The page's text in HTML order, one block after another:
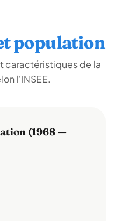
population
caractéristiques de la
l'INSEE.
(1968 —